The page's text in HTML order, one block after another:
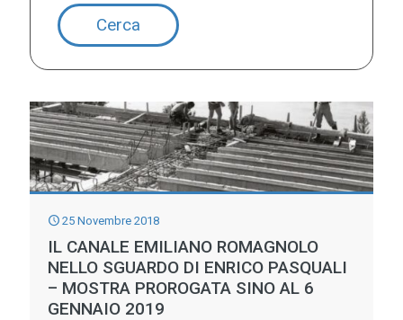
25 Novembre 2018
IL CANALE EMILIANO ROMAGNOLO
NELLO SGUARDO DI ENRICO PASQUALI
– MOSTRA PROROGATA SINO AL 6
GENNAIO 2019